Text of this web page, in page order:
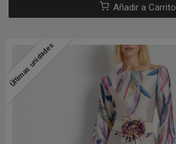
Añadir a Carrito
Últimas unidades